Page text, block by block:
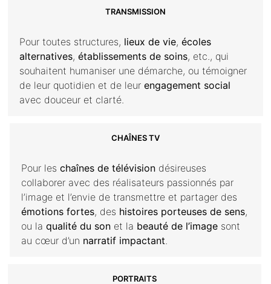
TRANSMISSION
Pour toutes structures, lieux de vie, écoles
alternatives, établissements de soins, etc., qui
souhaitent humaniser une démarche, ou témoigner
de leur quotidien et de leur engagement social
avec douceur et clarté.
CHAÎNES TV
Pour les chaînes de télévision désireuses
collaborer avec des réalisateurs passionnés par
l’image et l’envie de transmettre et partager des
émotions fortes, des histoires porteuses de sens,
ou la qualité du son et la beauté de l’image sont
au cœur d’un narratif impactant.
PORTRAITS